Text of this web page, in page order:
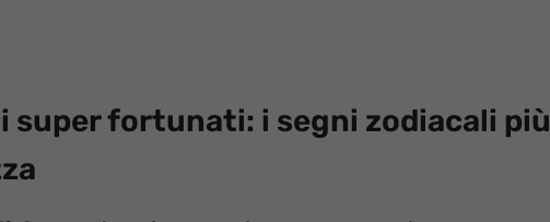
super fortunati: i segni zodiacali più